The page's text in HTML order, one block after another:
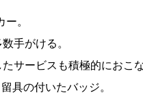
。
手がける。
サービスも積極的におこな
具の付いたバッジ。